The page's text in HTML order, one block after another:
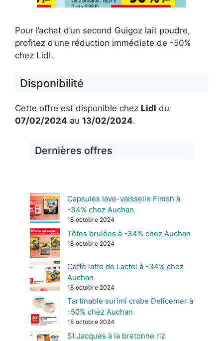
Pour l’achat d’un second Guigoz lait poudre,
profitez d’une réduction immédiate de -50%
chez Lidl.
Disponibilité
Cette offre est disponible chez Lidl du
07/02/2024 au 13/02/2024.
Dernières offres
Capsules lave-vaisselle Finish à
-34% chez Auchan
18 octobre 2024
Têtes brulées à -34% chez Auchan
18 octobre 2024
Caffè latte de Lactel à -34% chez
Auchan
18 octobre 2024
Tartinable surimi crabe Delicemer à
-50% chez Auchan
18 octobre 2024
St Jacques à la bretonne riz